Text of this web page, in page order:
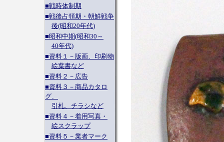
■戦時体制期
■戦後占領期・朝鮮戦争
後(昭和20年代)
■昭和中期(昭和30～
40年代)
■資料１－版画、印刷物
絵葉書など
■資料２－広告
■資料３－商品カタロ
グ、
引札、チラシなど
■資料４－着用写真・
絵スクラップ
■資料５－業者マーク